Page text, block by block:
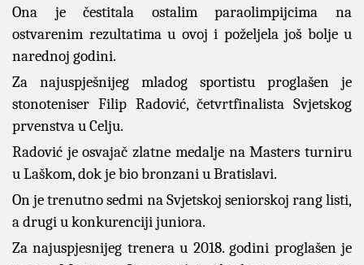
Ona je čestitala ostalim paraolimpijcima na
ostvarenim rezultatima u ovoj i poželjela još bolje u
narednoj godini.
Za najuspješnijeg mladog sportistu proglašen je
stonoteniser Filip Radović, četvrtfinalista Svjetskog
prvenstva u Celju.
Radović je osvajač zlatne medalje na Masters turniru
u Laškom, dok je bio bronzani u Bratislavi.
On je trenutno sedmi na Svjetskoj seniorskoj rang listi,
a drugi u konkurenciji juniora.
Za najuspjesnijeg trenera u 2018. godini proglašen je